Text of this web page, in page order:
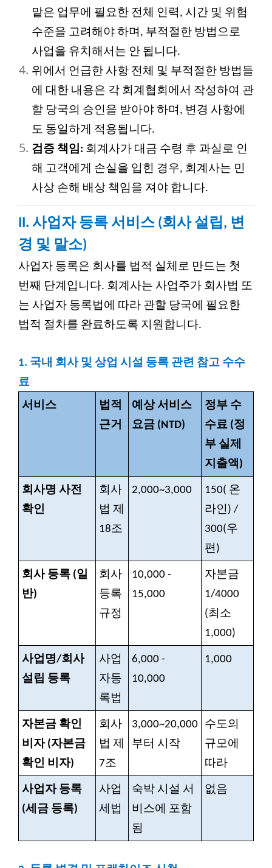
맡은 업무에 필요한 전체 인력, 시간 및 위험
수준을 고려해야 하며, 부적절한 방법으로
사업을 유치해서는 안 됩니다.
위에서 언급한 사항 전체 및 부적절한 방법들
에 대한 내용은 각 회계협회에서 작성하여 관
할 당국의 승인을 받아야 하며, 변경 사항에
도 동일하게 적용됩니다.
검증 책임: 회계사가 대금 수령 후 과실로 인
해 고객에게 손실을 입힌 경우, 회계사는 민
사상 손해 배상 책임을 져야 합니다.
II. 사업자 등록 서비스 (회사 설립, 변
경 및 말소)
사업자 등록은 회사를 법적 실체로 만드는 첫
번째 단계입니다. 회계사는 사업주가 회사법 또
는 사업자 등록법에 따라 관할 당국에 필요한
법적 절차를 완료하도록 지원합니다.
1. 국내 회사 및 상업 시설 등록 관련 참고 수수
료
서비스
법적
근거
예상 서비스
요금 (NTD)
정부 수
수료 (정
부 실제
지출액)
회사명 사전
확인
회사
법 제
18조
2,000~3,000 150( 온
라인) /
300(우
편)
회사 등록 (일
반)
회사
등록
규정
10,000 -
15,000
자본금
1/4000
(최소
1,000)
사업명/회사
설립 등록
사업
자등
록법
6,000 -
10,000
1,000
자본금 확인
비자 (자본금
확인 비자)
회사
법 제
7조
3,000~20,000
부터 시작
수도의
규모에
따라
사업자 등록
(세금 등록)
사업
세법
숙박 시설 서
비스에 포함
됨
없음